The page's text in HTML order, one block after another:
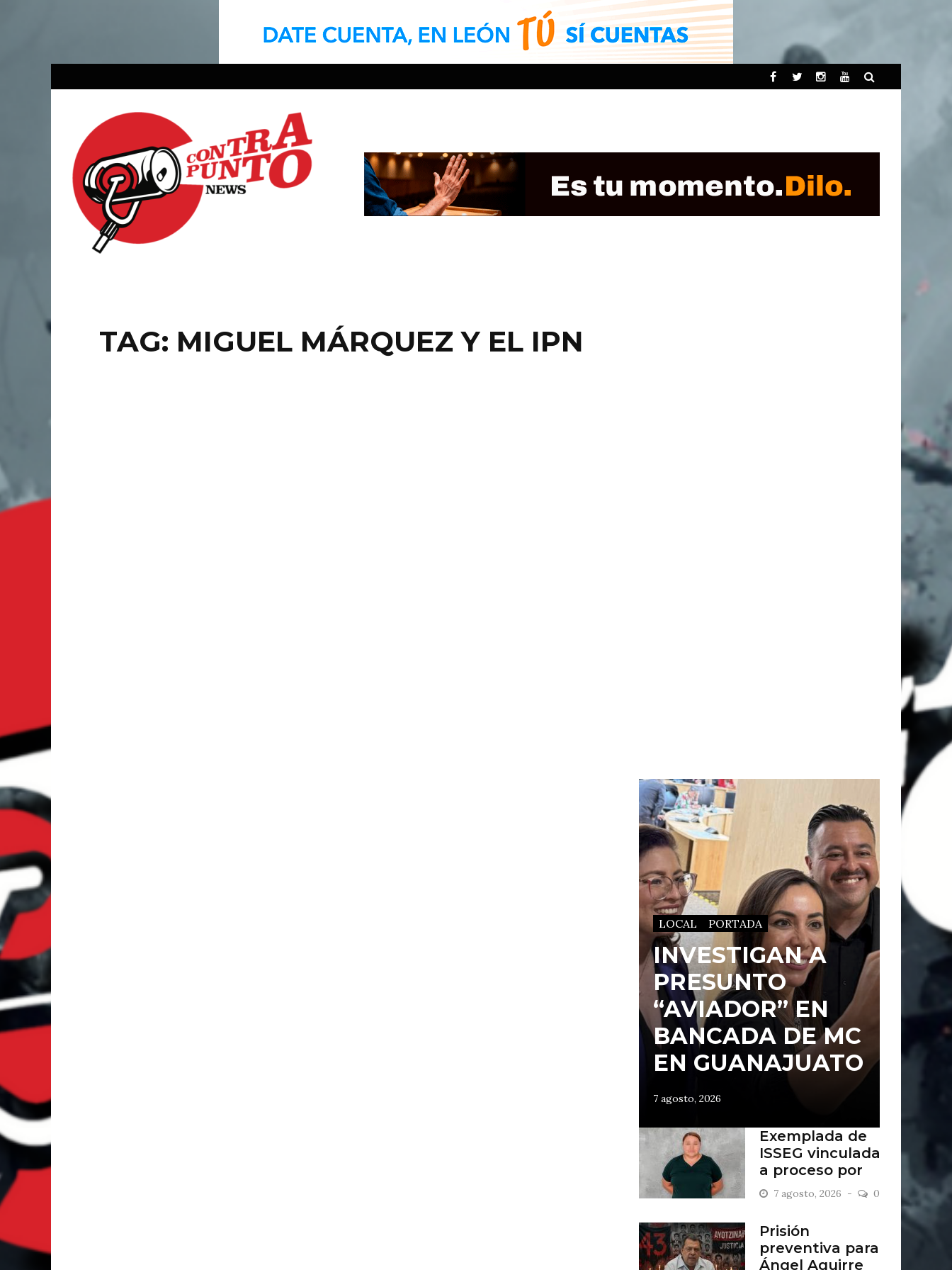
TAG: MIGUEL MÁRQUEZ Y EL IPN
LOCAL PORTADA
INVESTIGAN A
PRESUNTO
“AVIADOR” EN
BANCADA DE MC
EN GUANAJUATO
7 agosto, 2026
Exemplada de
ISSEG vinculada
a proceso por
retiros indebidos
7 agosto, 2026 0
Prisión
preventiva para
Ángel Aguirre